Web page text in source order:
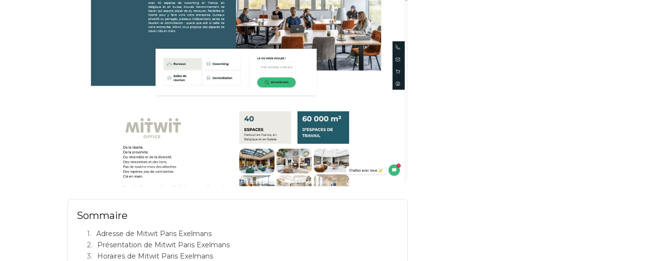
MITWIT PARIS EXELMANS: espace de coworking à Paris 16: Adresse
Sommaire
Adresse de Mitwit Paris Exelmans
Présentation de Mitwit Paris Exelmans
Horaires de Mitwit Paris Exelmans